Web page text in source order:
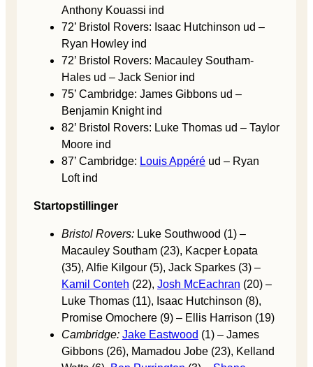
Anthony Kouassi ind
72’ Bristol Rovers: Isaac Hutchinson ud –
Ryan Howley ind
72’ Bristol Rovers: Macauley Southam-
Hales ud – Jack Senior ind
75’ Cambridge: James Gibbons ud –
Benjamin Knight ind
82’ Bristol Rovers: Luke Thomas ud – Taylor
Moore ind
87’ Cambridge: Louis Appéré ud – Ryan
Loft ind
Startopstillinger
Bristol Rovers: Luke Southwood (1) –
Macauley Southam (23), Kacper Łopata
(35), Alfie Kilgour (5), Jack Sparkes (3) –
Kamil Conteh (22), Josh McEachran (20) –
Luke Thomas (11), Isaac Hutchinson (8),
Promise Omochere (9) – Ellis Harrison (19)
Cambridge: Jake Eastwood (1) – James
Gibbons (26), Mamadou Jobe (23), Kelland